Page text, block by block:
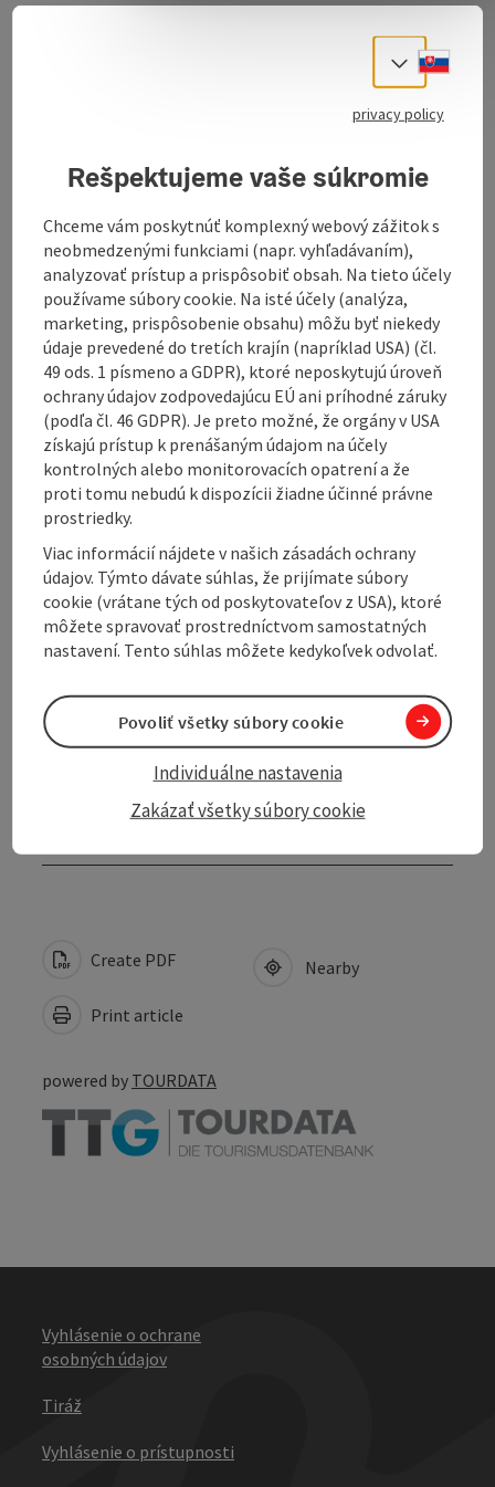
Winter hiking tour (2 hours)
We start in Mondsee (behind the church) and follow
trail nr. 3 until we reach the signs to
"Radstattkapelle". Now we go trail nr. 2 until we reach
the chapel. On our way back we go trail nr. 5
Tour and route information
Arrival
Suitability
Accessibility
Send inquiry
To the website
Create PDF
Print article
Nearby
powered by TOURDATA
Vyhlásenie o ochrane
osobných údajov
Tiráž
Vyhlásenie o prístupnosti
Select
privacy policy
Rešpektujeme vaše súkromie
Chceme vám poskytnúť komplexný webový zážitok s
neobmedzenými funkciami (napr. vyhľadávaním),
analyzovať prístup a prispôsobiť obsah. Na tieto účely
používame súbory cookie. Na isté účely (analýza,
marketing, prispôsobenie obsahu) môžu byť niekedy
údaje prevedené do tretích krajín (napríklad USA) (čl.
49 ods. 1 písmeno a GDPR), ktoré neposkytujú úroveň
ochrany údajov zodpovedajúcu EÚ ani príhodné záruky
(podľa čl. 46 GDPR). Je preto možné, že orgány v USA
získajú prístup k prenášaným údajom na účely
kontrolných alebo monitorovacích opatrení a že
proti tomu nebudú k dispozícii žiadne účinné právne
prostriedky.
Viac informácií nájdete v našich zásadách ochrany
údajov. Týmto dávate súhlas, že prijímate súbory
cookie (vrátane tých od poskytovateľov z USA), ktoré
môžete spravovať prostredníctvom samostatných
nastavení. Tento súhlas môžete kedykoľvek odvolať.
Zakázať všetky súbory cookie
Individuálne nastavenia
Povoliť všetky súbory cookie